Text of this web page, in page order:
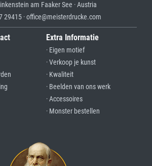
am Faaker See · Austria
29415 · office@meisterdrucke.com
Extra Informatie
· Eigen motief
· Verkoop je kunst
· Kwaliteit
· Beelden van ons werk
· Accessoires
· Monster bestellen